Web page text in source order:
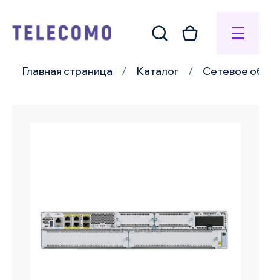
Главная страница Каталог Сетевое